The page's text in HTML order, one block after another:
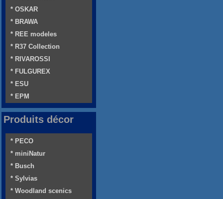
* OSKAR
* BRAWA
* REE modeles
* R37 Collection
* RIVAROSSI
* FULGUREX
* ESU
* EPM
Produits décor
* PECO
* miniNatur
* Busch
* Sylvias
* Woodland scenics